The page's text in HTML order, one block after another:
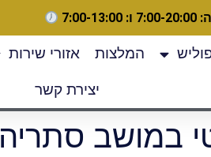
המלצות אזורי שירות
יצירת קשר
במושב סתריה